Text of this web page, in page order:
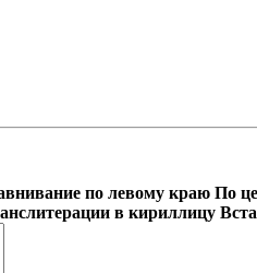
по левому краю По
в кириллицу